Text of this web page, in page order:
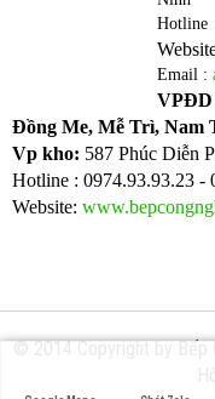
Hotline
Email :
VPĐD
Đồng Me, Mễ Trì, Nam
Vp kho: 587 Phúc Diễn
Hotline : 0974.93.93.23 -
Website:
© 2014 Copyright by Bếp